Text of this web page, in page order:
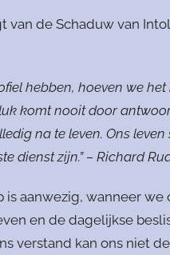
van de Schaduw van
hebben, hoeven we
komt nooit door
na te leven. Ons
dienst zijn.” – Richard
is aanwezig, wanneer
en de dagelijkse
verstand kan ons niet